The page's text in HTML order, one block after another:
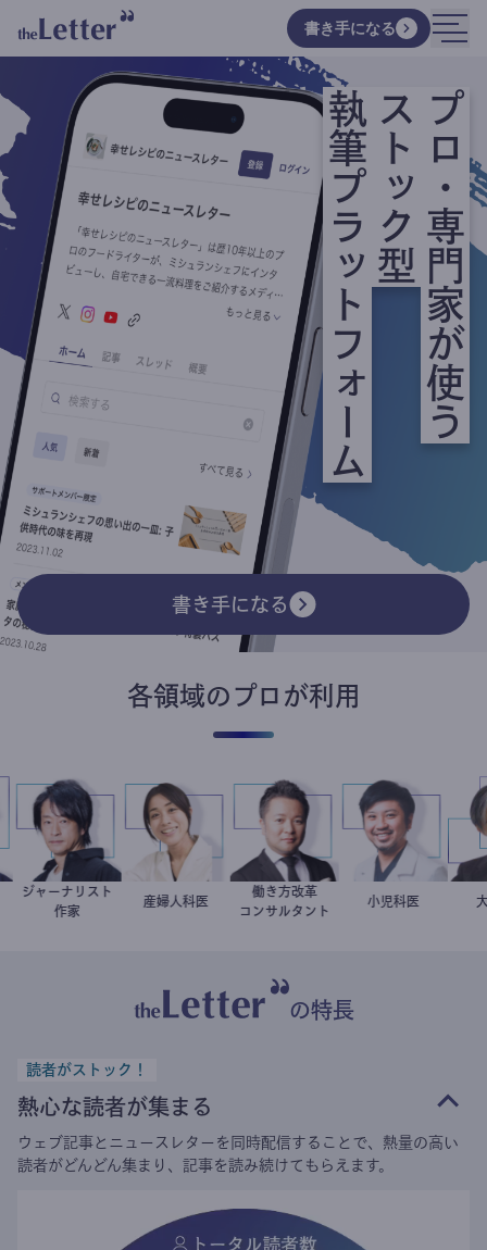
書き手になる
プロ・専門家が使う
ストック型
執筆プラットフォーム
書き手になる
各領域のプロが利用
鈴木エイト
ジャーナリスト
作家
稲葉可奈子
産婦人科医 新田龍
働き方改革
コンサルタント
今西洋介
小児科医
の特長
読者がストック！
熱心な読者が集まる
ウェブ記事とニュースレターを同時配信することで、熱量の高い
読者がどんどん集まり、記事を読み続けてもらえます。